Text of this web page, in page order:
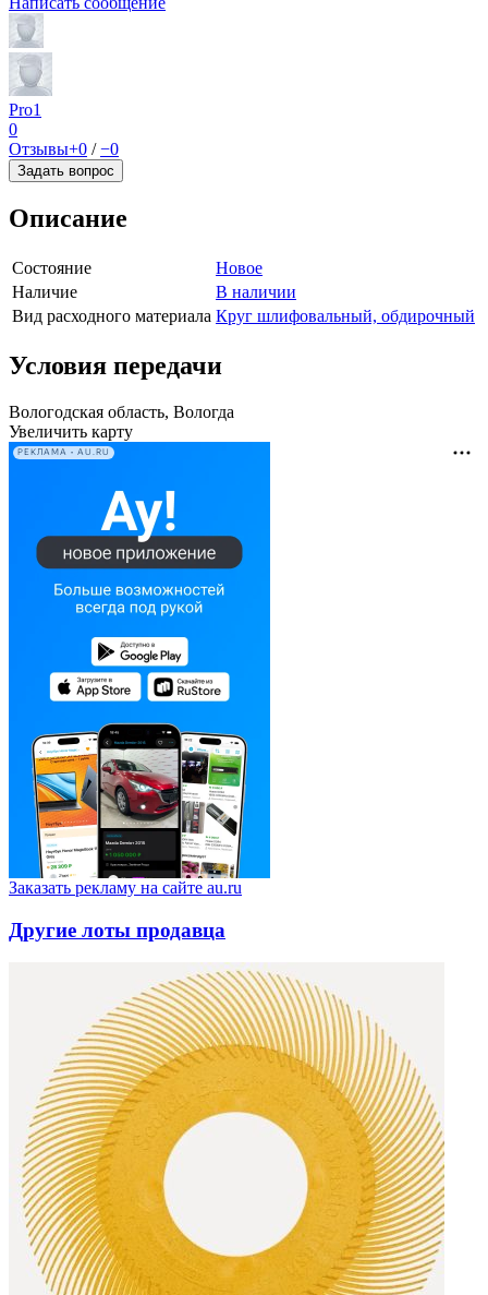
Pro1
0
Отзывы+0 /−0
Задать вопрос
Описание
Состояние
Новое
Наличие
В наличии
Вид расходного материала Круг шлифовальный, обдирочный
Условия передачи
Вологодская область, Вологда
Увеличить карту
РЕКЛАМА • AU.RU
Заказать рекламу на сайте au.ru
Другие лоты продавца